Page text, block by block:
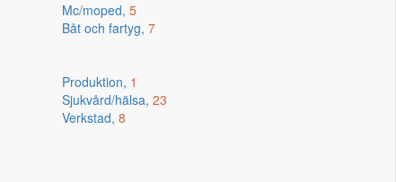
Mc/moped, 5
Båt och fartyg, 7
Produktion, 1
Sjukvård/hälsa, 23
Verkstad, 8